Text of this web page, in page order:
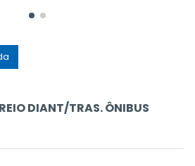
DIANT/TRAS. ÔNIBUS